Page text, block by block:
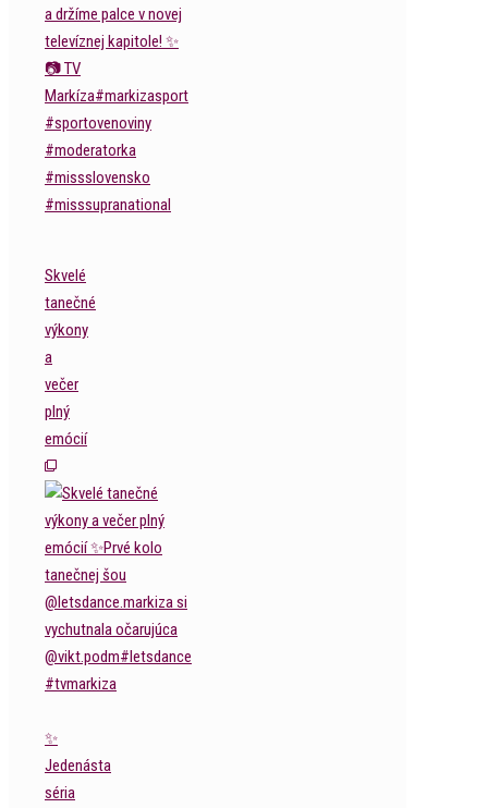
Skvelé
tanečné
výkony
a
večer
plný
emócií
✨
Jedenásta
séria